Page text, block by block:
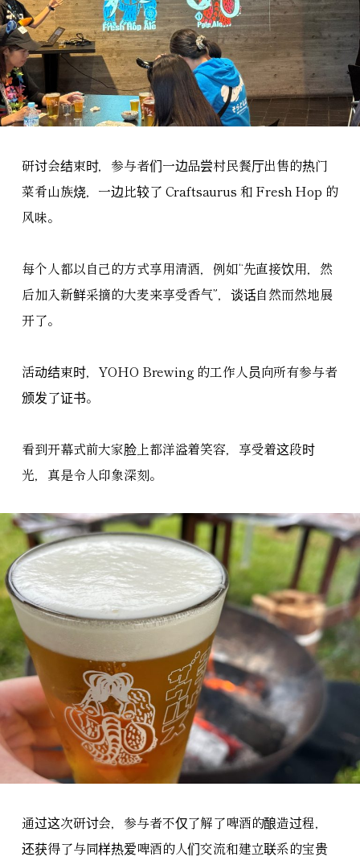
研讨会结束时，参与者们一边品尝村民餐厅出售的热门
菜肴山族烧，一边比较了 Craftsaurus 和 Fresh Hop 的
风味。
每个人都以自己的方式享用清酒，例如“先直接饮用，然
后加入新鲜采摘的大麦来享受香气”，谈话自然而然地展
开了。
活动结束时，YOHO Brewing 的工作人员向所有参与者
颁发了证书。
看到开幕式前大家脸上都洋溢着笑容，享受着这段时
光，真是令人印象深刻。
通过这次研讨会，参与者不仅了解了啤酒的酿造过程，
还获得了与同样热爱啤酒的人们交流和建立联系的宝贵